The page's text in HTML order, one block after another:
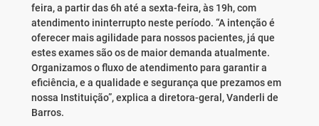
feira, a partir das 6h até a sexta-feira, às 19h, com
atendimento ininterrupto neste período. “A intenção é
oferecer mais agilidade para nossos pacientes, já que
estes exames são os de maior demanda atualmente.
Organizamos o fluxo de atendimento para garantir a
eficiência, e a qualidade e segurança que prezamos em
nossa Instituição”, explica a diretora-geral, Vanderli de
Barros.